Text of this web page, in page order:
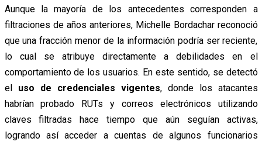
Aunque la mayoría de los antecedentes corresponden a
filtraciones de años anteriores, Michelle Bordachar reconoció
que una fracción menor de la información podría ser reciente,
lo cual se atribuye directamente a debilidades en el
comportamiento de los usuarios. En este sentido, se detectó
el uso de credenciales vigentes, donde los atacantes
habrían probado RUTs y correos electrónicos utilizando
claves filtradas hace tiempo que aún seguían activas,
logrando así acceder a cuentas de algunos funcionarios